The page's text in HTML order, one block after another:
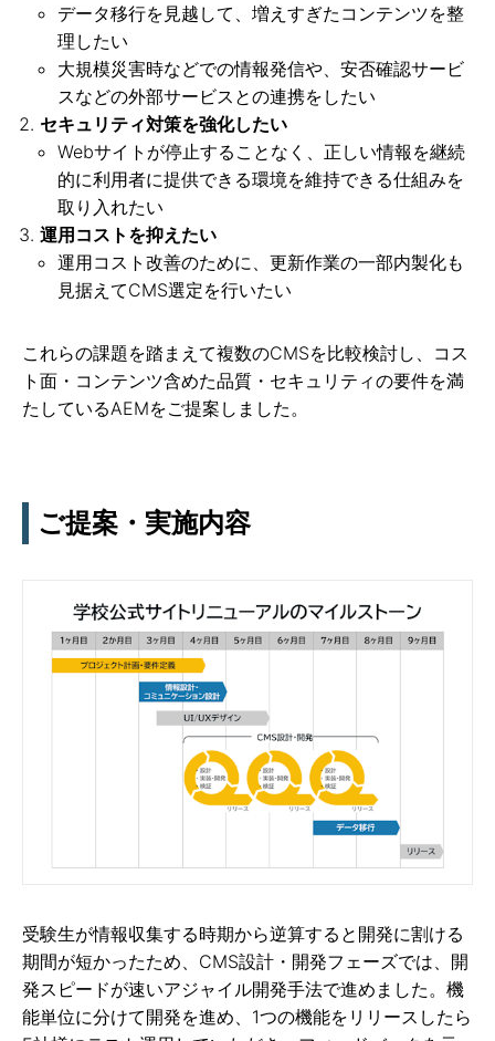
データ移行を見越して、増えすぎたコンテンツを整
理したい
大規模災害時などでの情報発信や、安否確認サービ
スなどの外部サービスとの連携をしたい
セキュリティ対策を強化したい
Webサイトが停止することなく、正しい情報を継続
的に利用者に提供できる環境を維持できる仕組みを
取り入れたい
運用コストを抑えたい
運用コスト改善のために、更新作業の一部内製化も
見据えてCMS選定を行いたい
これらの課題を踏まえて複数のCMSを比較検討し、コス
ト面・コンテンツ含めた品質・セキュリティの要件を満
たしているAEMをご提案しました。
ご提案・実施内容
受験生が情報収集する時期から逆算すると開発に割ける
期間が短かったため、CMS設計・開発フェーズでは、開
発スピードが速いアジャイル開発手法で進めました。機
能単位に分けて開発を進め、1つの機能をリリースしたら